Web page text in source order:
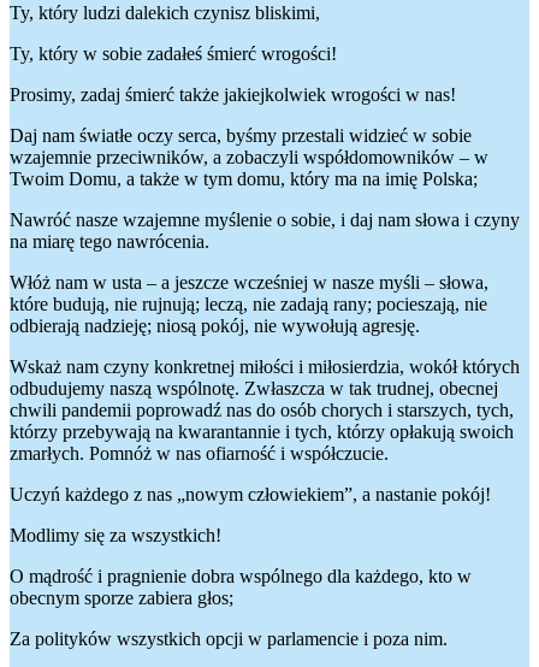
Ty, który ludzi dalekich czynisz bliskimi,
Ty, który w sobie zadałeś śmierć wrogości!
Prosimy, zadaj śmierć także jakiejkolwiek wrogości w nas!
Daj nam światłe oczy serca, byśmy przestali widzieć w sobie
wzajemnie przeciwników, a zobaczyli współdomowników – w
Twoim Domu, a także w tym domu, który ma na imię Polska;
Nawróć nasze wzajemne myślenie o sobie, i daj nam słowa i czyny
na miarę tego nawrócenia.
Włóż nam w usta – a jeszcze wcześniej w nasze myśli – słowa,
które budują, nie rujnują; leczą, nie zadają rany; pocieszają, nie
odbierają nadzieję; niosą pokój, nie wywołują agresję.
Wskaż nam czyny konkretnej miłości i miłosierdzia, wokół których
odbudujemy naszą wspólnotę. Zwłaszcza w tak trudnej, obecnej
chwili pandemii poprowadź nas do osób chorych i starszych, tych,
którzy przebywają na kwarantannie i tych, którzy opłakują swoich
zmarłych. Pomnóż w nas ofiarność i współczucie.
Uczyń każdego z nas „nowym człowiekiem”, a nastanie pokój!
Modlimy się za wszystkich!
O mądrość i pragnienie dobra wspólnego dla każdego, kto w
obecnym sporze zabiera głos;
Za polityków wszystkich opcji w parlamencie i poza nim.